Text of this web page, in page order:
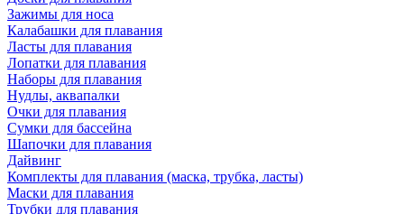
Зажимы для носа
Калабашки для плавания
Ласты для плавания
Лопатки для плавания
Наборы для плавания
Нудлы, аквапалки
Очки для плавания
Сумки для бассейна
Шапочки для плавания
Дайвинг
Комплекты для плавания (маска, трубка, ласты)
Маски для плавания
Трубки для плавания